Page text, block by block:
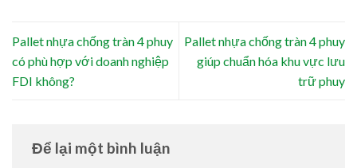
Pallet nhựa chống tràn 4 phuy
có phù hợp với doanh nghiệp
FDI không?
Pallet nhựa chống tràn 4 phuy
giúp chuẩn hóa khu vực lưu
trữ phuy
Để lại một bình luận